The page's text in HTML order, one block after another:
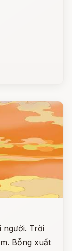
người. Trời
Bỗng xuất